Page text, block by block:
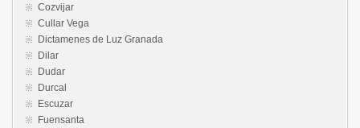
Cozvijar
Cullar Vega
Dictamenes de Luz Granada
Dilar
Dudar
Durcal
Escuzar
Fuensanta